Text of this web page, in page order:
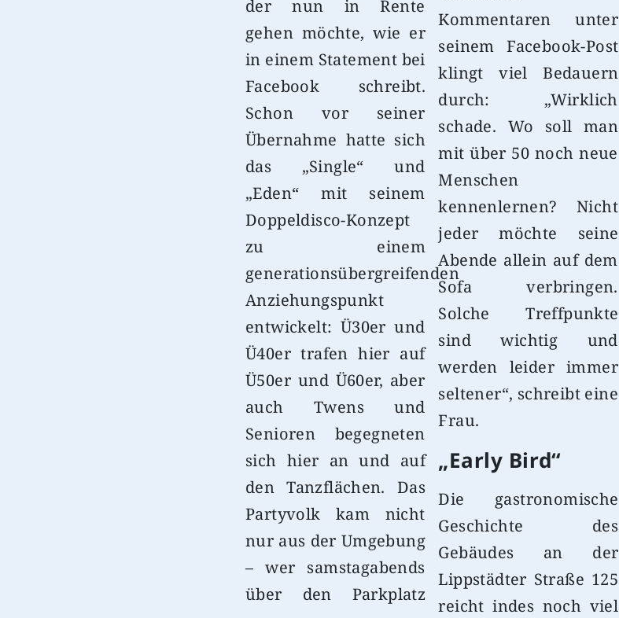
der nun in Rente
gehen möchte, wie er
in einem Statement bei
Facebook schreibt.
Schon vor seiner
Übernahme hatte sich
das „Single“ und
„Eden“ mit seinem
Doppeldisco-Konzept
zu einem
generationsübergreifenden
Anziehungspunkt
entwickelt: Ü30er und
Ü40er trafen hier auf
Ü50er und Ü60er, aber
auch Twens und
Senioren begegneten
sich hier an und auf
den Tanzflächen. Das
Partyvolk kam nicht
nur aus der Umgebung
– wer samstagabends
über den Parkplatz
Kommentaren unter
seinem Facebook-Post
klingt viel Bedauern
durch: „Wirklich
schade. Wo soll man
mit über 50 noch neue
Menschen
kennenlernen? Nicht
jeder möchte seine
Abende allein auf dem
Sofa verbringen.
Solche Treffpunkte
sind wichtig und
werden leider immer
seltener“, schreibt eine
Frau.
„Early Bird“
Die gastronomische
Geschichte des
Gebäudes an der
Lippstädter Straße 125
reicht indes noch viel